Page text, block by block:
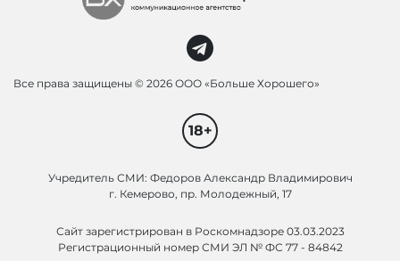
Все права защищены © 2026 ООО «Больше Хорошего»
18+
Учредитель СМИ: Федоров Александр Владимирович
г. Кемерово, пр. Молодежный, 17
Сайт зарегистрирован в Роскомнадзоре 03.03.2023
Регистрационный номер СМИ ЭЛ № ФС 77 - 84842